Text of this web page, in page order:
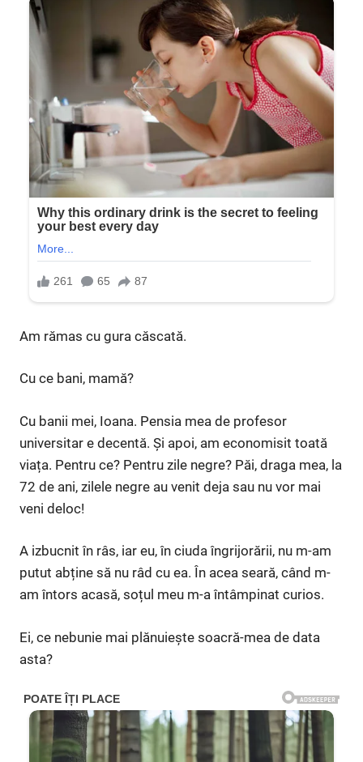
Am rămas cu gura căscată.
Cu ce bani, mamă?
Cu banii mei, Ioana. Pensia mea de profesor
universitar e decentă. Și apoi, am economisit toată
viața. Pentru ce? Pentru zile negre? Păi, draga mea, la
72 de ani, zilele negre au venit deja sau nu vor mai
veni deloc!
A izbucnit în râs, iar eu, în ciuda îngrijorării, nu m-am
putut abține să nu râd cu ea. În acea seară, când m-
am întors acasă, soțul meu m-a întâmpinat curios.
Ei, ce nebunie mai plănuiește soacră-mea de data
asta?